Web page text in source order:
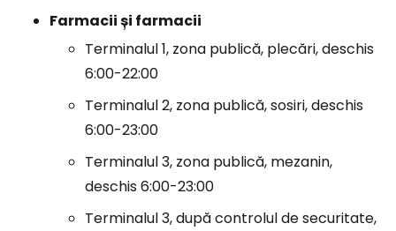
Farmacii și farmacii
Terminalul 1, zona publică, plecări, deschis
6:00-22:00
Terminalul 2, zona publică, sosiri, deschis
6:00-23:00
Terminalul 3, zona publică, mezanin,
deschis 6:00-23:00
Terminalul 3, după controlul de securitate,